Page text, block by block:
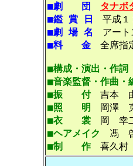
■劇 団
タナボ
■鑑 賞 日
平成１
■劇 場 名
アート
■料 金 全席指
■構成・演出・作詞
■音楽監督・作曲・
■振 付吉
■照 明
岡
■衣 裳 岡
■ヘアメイク
■制 作喜久村